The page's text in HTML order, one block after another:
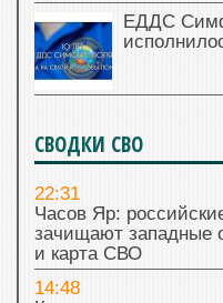
ЕДДС
СВОДКИ СВО
22:31
Часов Яр:
зачищают западные
и карта СВО
14:48